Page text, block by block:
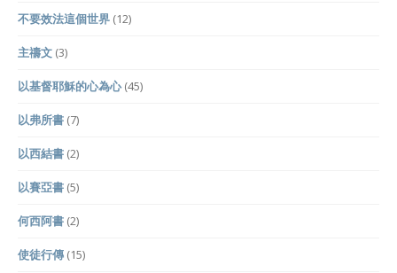
不要效法這個世界 (12)
主禱文 (3)
以基督耶穌的心為心(45)
以弗所書 (7)
以西結書 (2)
以賽亞書 (5)
何西阿書 (2)
使徒行傳 (15)